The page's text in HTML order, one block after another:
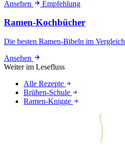
Ansehen Empfehlung
Ramen-Kochbücher
Die besten Ramen-Bibeln im Vergleich
Ansehen
Weiter im Lesefluss
Alle Rezepte
Brühen-Schule
Ramen-Knigge